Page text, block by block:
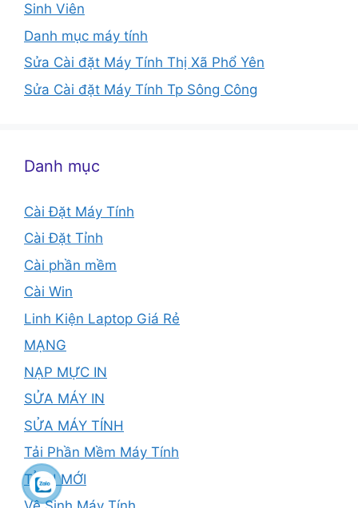
Sinh Viên
Danh mục máy tính
Sửa Cài đặt Máy Tính Thị Xã Phổ Yên
Sửa Cài đặt Máy Tính Tp Sông Công
Danh mục
Cài Đặt Máy Tính
Cài Đặt Tỉnh
Cài phần mềm
Cài Win
Linh Kiện Laptop Giá Rẻ
MẠNG
NẠP MỰC IN
SỬA MÁY IN
SỬA MÁY TÍNH
Tải Phần Mềm Máy Tính
TỈNH MỚI